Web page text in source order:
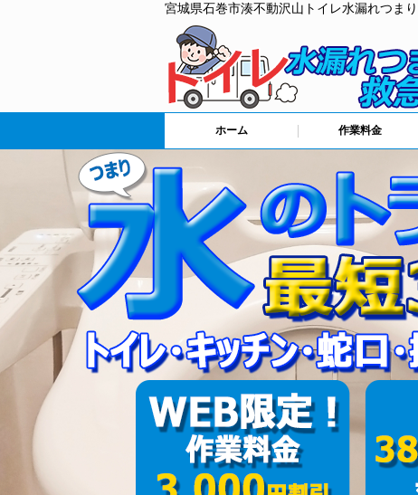
宮城県石巻市湊不動沢山トイレ水漏れつま
ホーム 作業料金